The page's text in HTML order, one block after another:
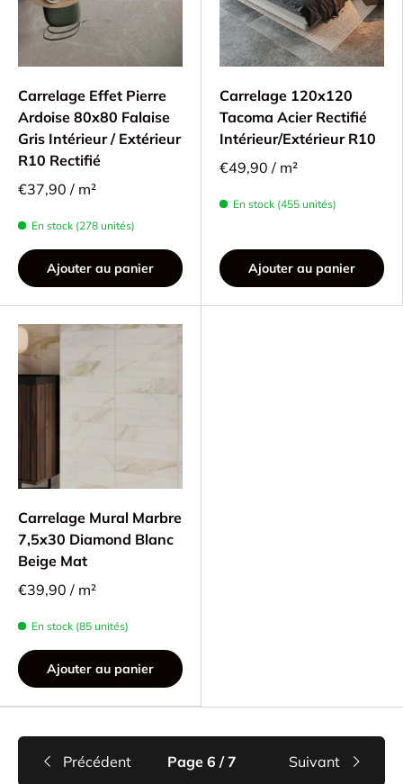
Carrelage Effet Pierre
Ardoise 80x80 Falaise
Gris Intérieur / Extérieur
R10 Rectifié
€37,90 / m²
En stock (278 unités)
Ajouter au panier
Carrelage 120x120
Tacoma Acier Rectifié
Intérieur/Extérieur R10
€49,90 / m²
En stock (455 unités)
Ajouter au panier
Carrelage Mural Marbre
7,5x30 Diamond Blanc
Beige Mat
€39,90 / m²
En stock (85 unités)
Ajouter au panier
Précédent Page 6 / 7 Suivant